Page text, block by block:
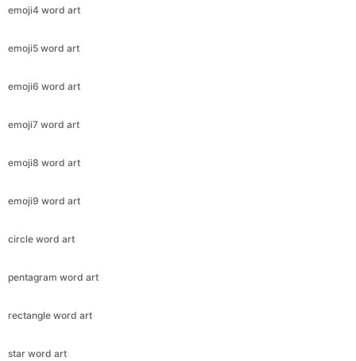
emoji4 word art
emoji5 word art
emoji6 word art
emoji7 word art
emoji8 word art
emoji9 word art
circle word art
pentagram word art
rectangle word art
star word art